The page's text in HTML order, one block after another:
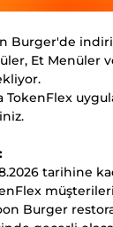
Burger'de
Et Menüler
tarihine
Burger